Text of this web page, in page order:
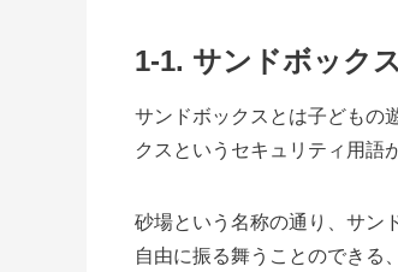
1-1. サンドボック
サンドボックスとは子どもの
クスというセキュリティ用語
砂場という名称の通り、サン
自由に振る舞うことのできる